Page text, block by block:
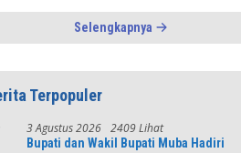
Penambangan Pasir Ilegal di
Lumajang
Selengkapnya
Terpopuler
3 Agustus 2026 2409 Lihat
Bupati dan Wakil Bupati Muba Hadiri